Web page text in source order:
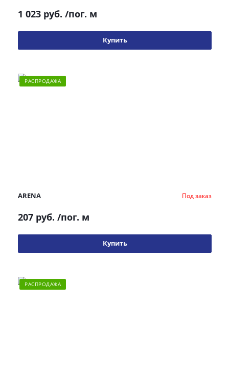
1 023 руб. /пог. м
Купить
РАСПРОДАЖА
ARENA Под заказ
207 руб. /пог. м
Купить
РАСПРОДАЖА